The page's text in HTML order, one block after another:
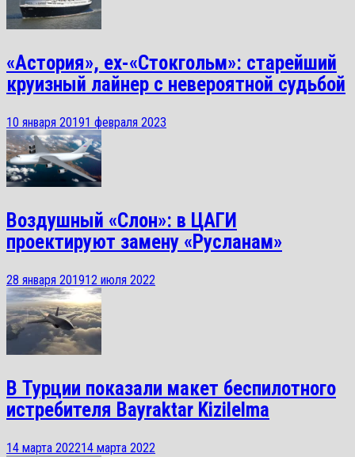
«Астория», ex-«Стокгольм»: старейший
круизный лайнер с невероятной судьбой
10 января 20191 февраля 2023
Воздушный «Слон»: в ЦАГИ
проектируют замену «Русланам»
28 января 201912 июля 2022
В Турции показали макет беспилотного
истребителя Bayraktar Kizilelma
14 марта 202214 марта 2022